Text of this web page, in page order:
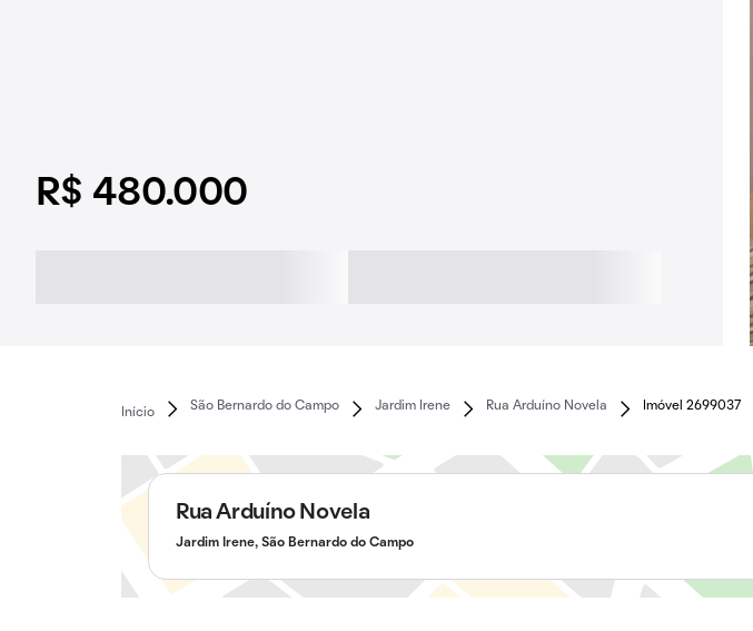
R$ 480.000
Início
São Bernardo do Campo Jardim Irene Rua Arduíno Novela Imóvel 2699037
Rua Arduíno Novela
Jardim Irene, São Bernardo do Campo